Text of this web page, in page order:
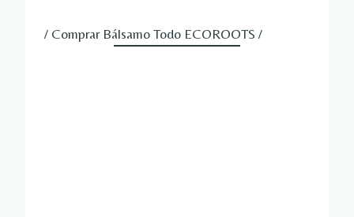
/ Comprar Bálsamo Todo ECOROOTS /